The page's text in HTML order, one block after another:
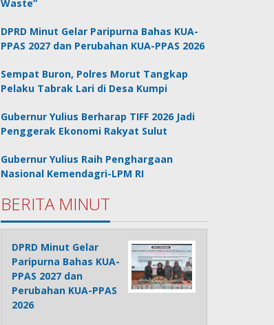
Waste”
DPRD Minut Gelar Paripurna Bahas KUA-
PPAS 2027 dan Perubahan KUA-PPAS 2026
Sempat Buron, Polres Morut Tangkap
Pelaku Tabrak Lari di Desa Kumpi
Gubernur Yulius Berharap TIFF 2026 Jadi
Penggerak Ekonomi Rakyat Sulut
Gubernur Yulius Raih Penghargaan
Nasional Kemendagri-LPM RI
BERITA MINUT
DPRD Minut Gelar
Paripurna Bahas KUA-
PPAS 2027 dan
Perubahan KUA-PPAS
2026